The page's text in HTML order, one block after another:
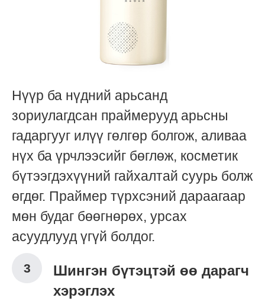
Нүүр ба нүдний арьсанд
зориулагдсан праймерууд арьсны
гадаргууг илүү гөлгөр болгож, аливаа
нүх ба үрчлээсийг бөглөж, косметик
бүтээгдэхүүний гайхалтай суурь болж
өгдөг. Праймер түрхсэний дараагаар
мөн будаг бөөгнөрөх, урсах
асуудлууд үгүй болдог.
Шингэн бүтэцтэй өө дарагч
хэрэглэх